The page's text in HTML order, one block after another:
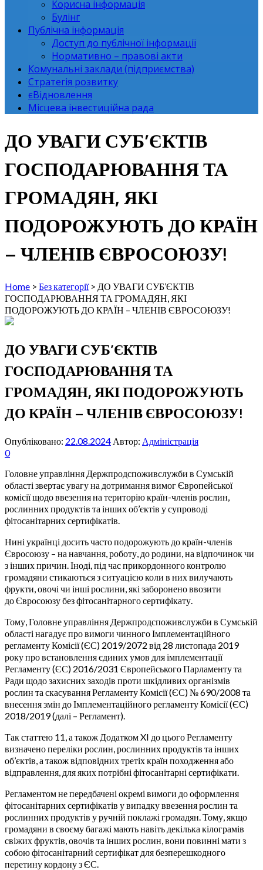
Корисна інформація
Булінг
Публічна інформація
Доступ до публічної інформації
Нормативно – правові акти
Комунальні заклади (підприємства)
Стратегія розвитку
єВідновлення
Місцева інвестиційна рада
ДО УВАГИ СУБ’ЄКТІВ
ГОСПОДАРЮВАННЯ ТА
ГРОМАДЯН, ЯКІ
ПОДОРОЖУЮТЬ ДО КРАЇН
– ЧЛЕНІВ ЄВРОСОЮЗУ!
Home > Без категорії> ДО УВАГИ СУБ’ЄКТІВ
ГОСПОДАРЮВАННЯ ТА ГРОМАДЯН, ЯКІ
ПОДОРОЖУЮТЬ ДО КРАЇН – ЧЛЕНІВ ЄВРОСОЮЗУ!
ДО УВАГИ СУБ’ЄКТІВ
ГОСПОДАРЮВАННЯ ТА
ГРОМАДЯН, ЯКІ ПОДОРОЖУЮТЬ
ДО КРАЇН – ЧЛЕНІВ ЄВРОСОЮЗУ!
Опубліковано: 22.08.2024 Автор: Адміністрація
0
Головне управління Держпродспоживслужби в Сумській
області звертає увагу на дотримання вимог Європейської
комісії щодо ввезення на територію країн-членів рослин,
рослинних продуктів та інших об’єктів у супроводі
фітосанітарних сертифікатів.
Нині українці досить часто подорожують до країн-членів
Євросоюзу – на навчання, роботу, до родини, на відпочинок чи
з інших причин. Іноді, під час прикордонного контролю
громадяни стикаються з ситуацією коли в них вилучають
фрукти, овочі чи інші рослини, які заборонено ввозити
до Євросоюзу без фітосанітарного сертифікату.
Тому, Головне управління Держпродспоживслужби в Сумській
області нагадує про вимоги чинного Імплементаційного
регламенту Комісії (ЄС) 2019/2072 від 28 листопада 2019
року про встановлення єдиних умов для імплементації
Регламенту (ЄС) 2016/2031 Європейського Парламенту та
Ради щодо захисних заходів проти шкідливих організмів
рослин та скасування Регламенту Комісії (ЄС) № 690/2008 та
внесення змін до Імплементаційного регламенту Комісії (ЄС)
2018/2019 (далі – Регламент).
Так статтею 11, а також Додатком XI до цього Регламенту
визначено переліки рослин, рослинних продуктів та інших
об’єктів, а також відповідних третіх країн походження або
відправлення, для яких потрібні фітосанітарні сертифікати.
Регламентом не передбачені окремі вимоги до оформлення
фітосанітарних сертифікатів у випадку ввезення рослин та
рослинних продуктів у ручній поклажі громадян. Тому, якщо
громадяни в своєму багажі мають навіть декілька кілограмів
свіжих фруктів, овочів та інших рослин, вони повинні мати з
собою фітосанітарний сертифікат для безперешкодного
перетину кордону з ЄС.